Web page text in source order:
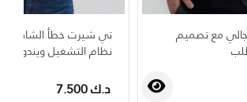
مع تصميم
تي شيرت خطأ الشاشة
نظام التشغيل ويندوز 98
د.ك 7.500